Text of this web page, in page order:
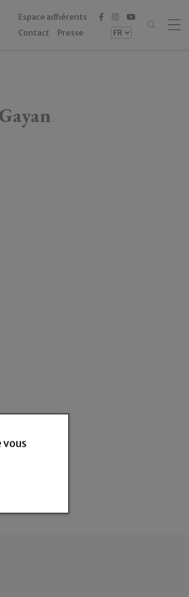
Espace adhérents
Contact
Presse
vous